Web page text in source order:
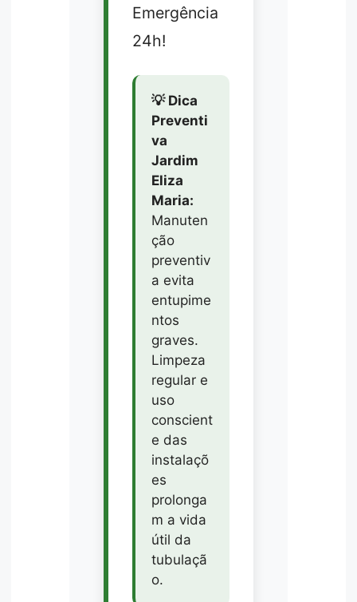
Emergência
24h!
💡 Dica
Preventi
va
Jardim
Eliza
Maria:
Manuten
ção
preventiv
a evita
entupime
ntos
graves.
Limpeza
regular e
uso
conscient
e das
instalaçõ
es
prolonga
m a vida
útil da
tubulaçã
o.